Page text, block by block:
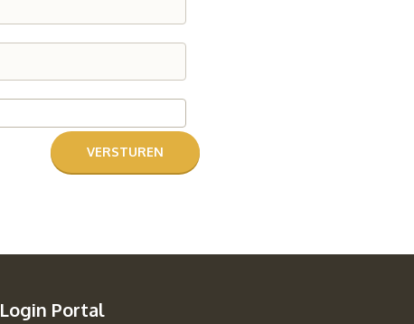
Login Portal